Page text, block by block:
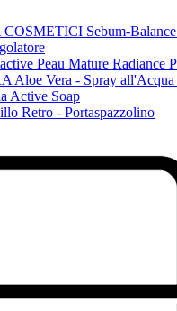
Sebum-Balance
Peau Mature Radiance
Aloe Vera - Spray all'Acqua
Active Soap
Retro - Portaspazzolino